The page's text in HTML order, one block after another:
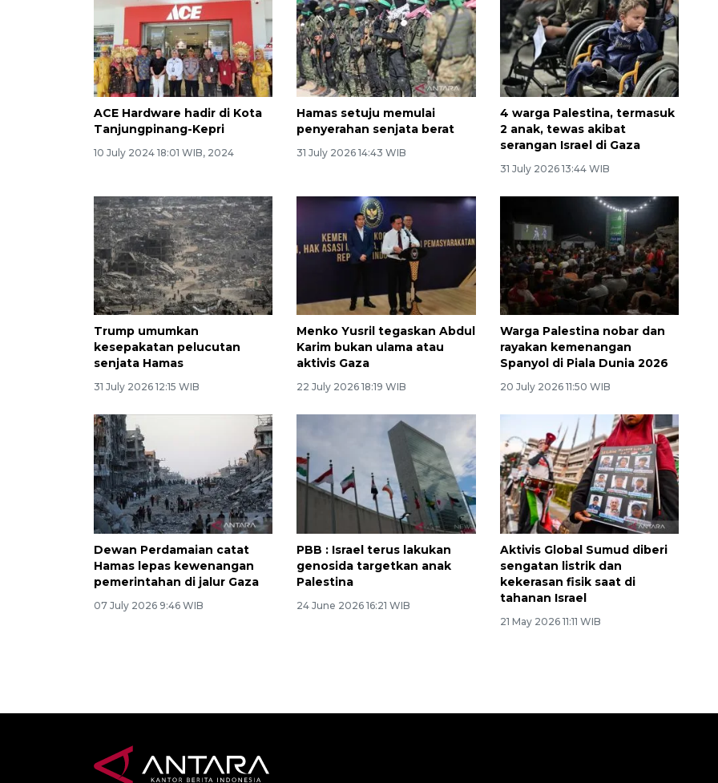
ACE Hardware hadir di Kota
Tanjungpinang-Kepri
10 July 2024 18:01 WIB, 2024
Hamas setuju memulai
penyerahan senjata berat
31 July 2026 14:43 WIB
4 warga Palestina, termasuk
2 anak, tewas akibat
serangan Israel di Gaza
31 July 2026 13:44 WIB
Trump umumkan
kesepakatan pelucutan
senjata Hamas
31 July 2026 12:15 WIB
Menko Yusril tegaskan Abdul
Karim bukan ulama atau
aktivis Gaza
22 July 2026 18:19 WIB
Warga Palestina nobar dan
rayakan kemenangan
Spanyol di Piala Dunia 2026
20 July 2026 11:50 WIB
Dewan Perdamaian catat
Hamas lepas kewenangan
pemerintahan di jalur Gaza
07 July 2026 9:46 WIB
PBB : Israel terus lakukan
genosida targetkan anak
Palestina
24 June 2026 16:21 WIB
Aktivis Global Sumud diberi
sengatan listrik dan
kekerasan fisik saat di
tahanan Israel
21 May 2026 11:11 WIB